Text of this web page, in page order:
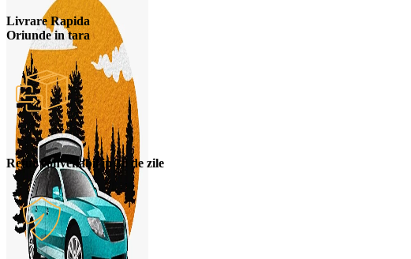
Livrare Rapida
Oriunde in tara
Retur convenabil in 30 de zile